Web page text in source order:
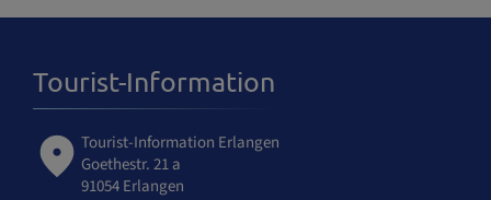
Tourist-Information
Tourist-Information Erlangen
Goethestr. 21 a
91054 Erlangen